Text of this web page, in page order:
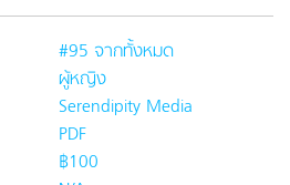
#95 จากทั้งหมด
ผู้หญิง
Serendipity Media
PDF
฿100